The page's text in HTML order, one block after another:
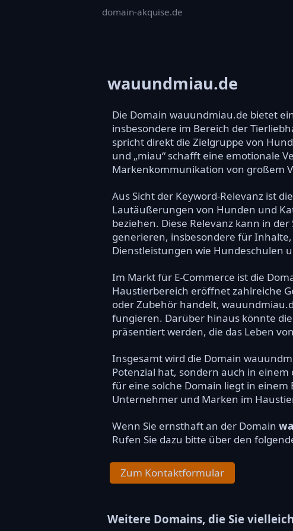
domain-akquise.de
wauundmiau.de
Die Domain wauundmiau.de bietet
insbesondere im Bereich der
spricht direkt die Zielgruppe von
und „miau“ schafft eine emotionale
Markenkommunikation von großem
Aus Sicht der Keyword-Relevanz ist
Lautäußerungen von Hunden und
beziehen. Diese Relevanz kann in
generieren, insbesondere für
Dienstleistungen wie Hundeschulen
Im Markt für E-Commerce ist die
Haustierbereich eröffnet zahlreiche
oder Zubehör handelt,
fungieren. Darüber hinaus könnte
präsentiert werden, die das Leben
Insgesamt wird die Domain
Potenzial hat, sondern auch in
für eine solche Domain liegt in
Unternehmer und Marken im
Wenn Sie ernsthaft an der Domain
Rufen Sie dazu bitte über den
Zum Kontaktformular
Weitere Domains, die Sie